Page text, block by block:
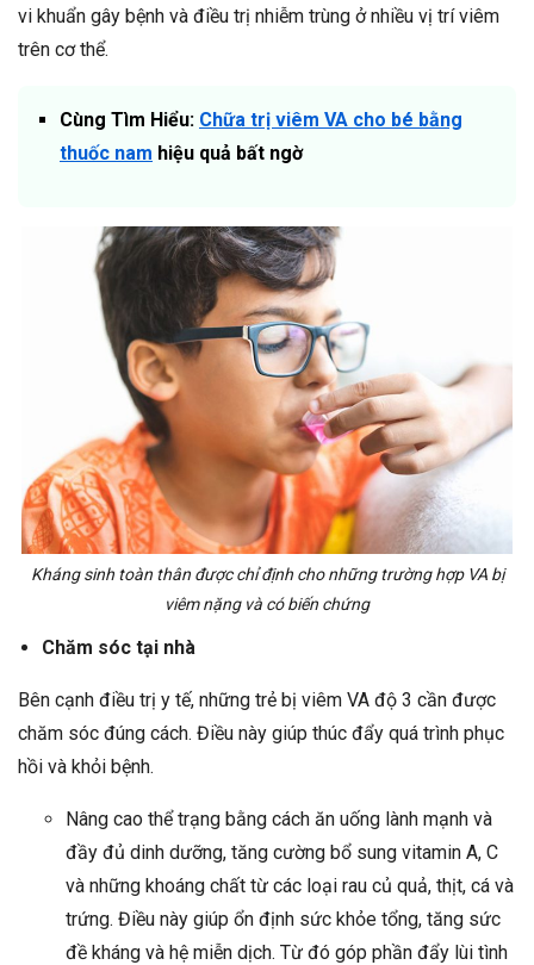
vi khuẩn gây bệnh và điều trị nhiễm trùng ở nhiều vị trí viêm
trên cơ thể.
Cùng Tìm Hiểu: Chữa trị viêm VA cho bé bằng
thuốc nam hiệu quả bất ngờ
Kháng sinh toàn thân được chỉ định cho những trường hợp VA bị
viêm nặng và có biến chứng
Chăm sóc tại nhà
Bên cạnh điều trị y tế, những trẻ bị viêm VA độ 3 cần được
chăm sóc đúng cách. Điều này giúp thúc đẩy quá trình phục
hồi và khỏi bệnh.
Nâng cao thể trạng bằng cách ăn uống lành mạnh và
đầy đủ dinh dưỡng, tăng cường bổ sung vitamin A, C
và những khoáng chất từ các loại rau củ quả, thịt, cá và
trứng. Điều này giúp ổn định sức khỏe tổng, tăng sức
đề kháng và hệ miễn dịch. Từ đó góp phần đẩy lùi tình